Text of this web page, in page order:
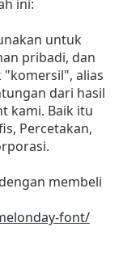
ini:
untuk
pribadi, dan
alias
dari hasil
kami. Baik itu
Percetakan,
membeli
font/